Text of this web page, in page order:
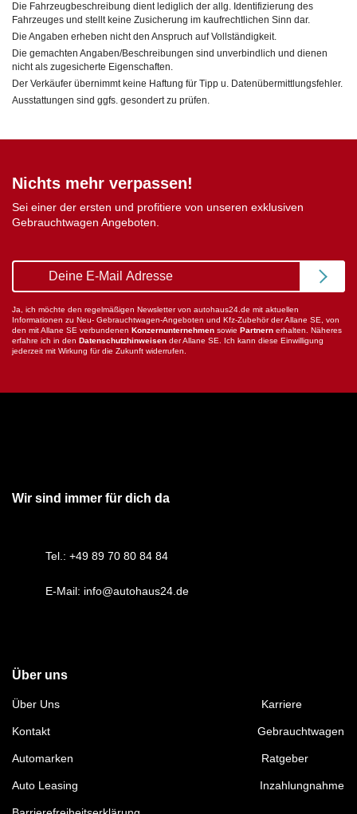
Die Fahrzeugbeschreibung dient lediglich der allg. Identifizierung des
Fahrzeuges und stellt keine Zusicherung im kaufrechtlichen Sinn dar.
Die Angaben erheben nicht den Anspruch auf Vollständigkeit.
Die gemachten Angaben/Beschreibungen sind unverbindlich und dienen
nicht als zugesicherte Eigenschaften.
Der Verkäufer übernimmt keine Haftung für Tipp u. Datenübermittlungsfehler.
Ausstattungen sind ggfs. gesondert zu prüfen.
Nichts mehr verpassen!
Sei einer der ersten und profitiere von unseren exklusiven
Gebrauchtwagen Angeboten.
Ja, ich möchte den regelmäßigen Newsletter von autohaus24.de mit aktuellen
Informationen zu Neu- Gebrauchtwagen-Angeboten und Kfz-Zubehör der Allane SE, von
den mit Allane SE verbundenen Konzernunternehmen sowie Partnern erhalten. Näheres
erfahre ich in den Datenschutzhinweisen der Allane SE. Ich kann diese Einwilligung
jederzeit mit Wirkung für die Zukunft widerrufen.
Wir sind immer für dich da
Tel.: +49 89 70 80 84 84
E-Mail: info@autohaus24.de
Über uns
Über Uns Karriere
Kontakt Gebrauchtwagen
Automarken Ratgeber
Auto Leasing Inzahlungnahme